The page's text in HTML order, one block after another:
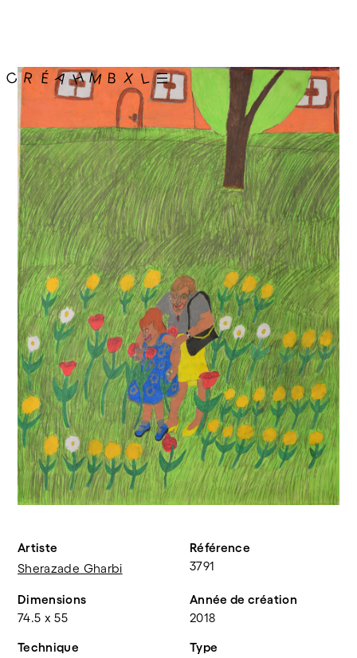
Artiste
Sherazade Gharbi
Référence
3791
Dimensions
74.5 x 55
Année de création
2018
Technique
Type